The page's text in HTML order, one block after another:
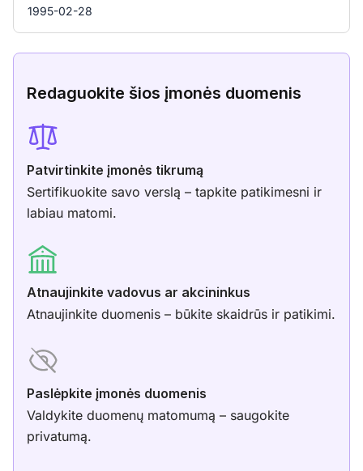
1995-02-28
Redaguokite šios įmonės duomenis
Patvirtinkite įmonės tikrumą
Sertifikuokite savo verslą – tapkite patikimesni ir
labiau matomi.
Atnaujinkite vadovus ar akcininkus
Atnaujinkite duomenis – būkite skaidrūs ir patikimi.
Paslėpkite įmonės duomenis
Valdykite duomenų matomumą – saugokite
privatumą.